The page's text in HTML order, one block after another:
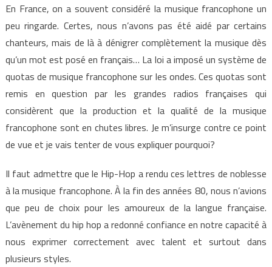
En France, on a souvent considéré la musique francophone un
peu ringarde. Certes, nous n’avons pas été aidé par certains
chanteurs, mais de là à dénigrer complètement la musique dès
qu’un mot est posé en français… La loi a imposé un système de
quotas de musique francophone sur les ondes. Ces quotas sont
remis en question par les grandes radios françaises qui
considèrent que la production et la qualité de la musique
francophone sont en chutes libres. Je m’insurge contre ce point
de vue et je vais tenter de vous expliquer pourquoi?
Il faut admettre que le Hip-Hop a rendu ces lettres de noblesse
à la musique francophone. À la fin des années 80, nous n’avions
que peu de choix pour les amoureux de la langue française.
L’avènement du hip hop a redonné confiance en notre capacité à
nous exprimer correctement avec talent et surtout dans
plusieurs styles.